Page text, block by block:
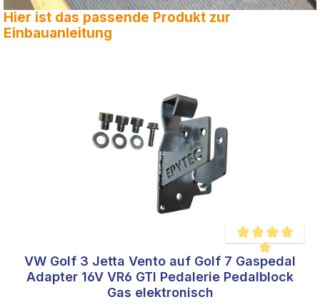
Hier ist das passende Produkt zur
Einbauanleitung
Durchschnittliche
VW Golf 3 Jetta Vento auf Golf 7 Gaspedal
Adapter 16V VR6 GTI Pedalerie Pedalblock
Gas elektronisch